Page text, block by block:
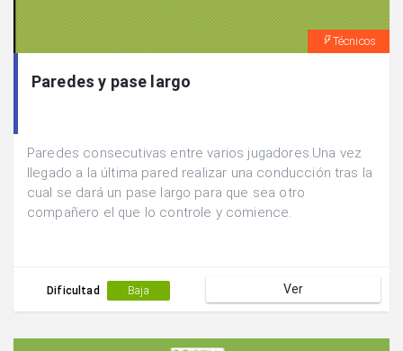
Técnicos
Paredes y pase largo
Paredes consecutivas entre varios jugadores.Una vez
llegado a la última pared realizar una conducción tras la
cual se dará un pase largo para que sea otro
compañero el que lo controle y comience.
Dificultad Baja Ver